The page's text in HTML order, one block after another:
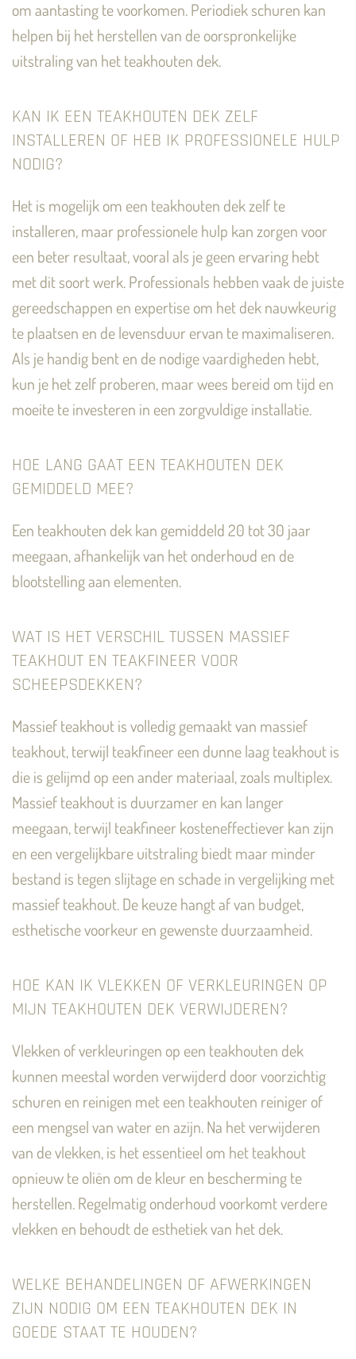
om aantasting te voorkomen. Periodiek schuren kan
helpen bij het herstellen van de oorspronkelijke
uitstraling van het teakhouten dek.
KAN IK EEN TEAKHOUTEN DEK ZELF
INSTALLEREN OF HEB IK PROFESSIONELE HULP
NODIG?
Het is mogelijk om een teakhouten dek zelf te
installeren, maar professionele hulp kan zorgen voor
een beter resultaat, vooral als je geen ervaring hebt
met dit soort werk. Professionals hebben vaak de juiste
gereedschappen en expertise om het dek nauwkeurig
te plaatsen en de levensduur ervan te maximaliseren.
Als je handig bent en de nodige vaardigheden hebt,
kun je het zelf proberen, maar wees bereid om tijd en
moeite te investeren in een zorgvuldige installatie.
HOE LANG GAAT EEN TEAKHOUTEN DEK
GEMIDDELD MEE?
Een teakhouten dek kan gemiddeld 20 tot 30 jaar
meegaan, afhankelijk van het onderhoud en de
blootstelling aan elementen.
WAT IS HET VERSCHIL TUSSEN MASSIEF
TEAKHOUT EN TEAKFINEER VOOR
SCHEEPSDEKKEN?
Massief teakhout is volledig gemaakt van massief
teakhout, terwijl teakfineer een dunne laag teakhout is
die is gelijmd op een ander materiaal, zoals multiplex.
Massief teakhout is duurzamer en kan langer
meegaan, terwijl teakfineer kosteneffectiever kan zijn
en een vergelijkbare uitstraling biedt maar minder
bestand is tegen slijtage en schade in vergelijking met
massief teakhout. De keuze hangt af van budget,
esthetische voorkeur en gewenste duurzaamheid.
HOE KAN IK VLEKKEN OF VERKLEURINGEN OP
MIJN TEAKHOUTEN DEK VERWIJDEREN?
Vlekken of verkleuringen op een teakhouten dek
kunnen meestal worden verwijderd door voorzichtig
schuren en reinigen met een teakhouten reiniger of
een mengsel van water en azijn. Na het verwijderen
van de vlekken, is het essentieel om het teakhout
opnieuw te oliën om de kleur en bescherming te
herstellen. Regelmatig onderhoud voorkomt verdere
vlekken en behoudt de esthetiek van het dek.
WELKE BEHANDELINGEN OF AFWERKINGEN
ZIJN NODIG OM EEN TEAKHOUTEN DEK IN
GOEDE STAAT TE HOUDEN?